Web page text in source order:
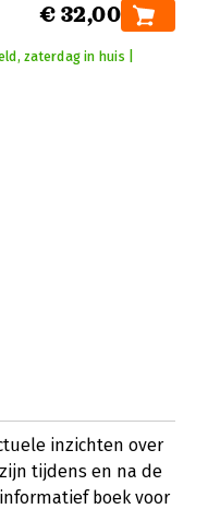
€ 32,00
zaterdag in huis |
inzichten over
tijdens en na de
boek voor